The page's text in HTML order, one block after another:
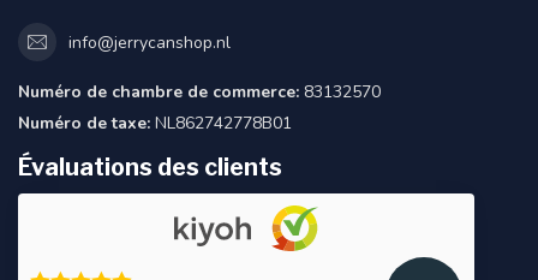
info@jerrycanshop.nl
Numéro de chambre de commerce: 83132570
Numéro de taxe: NL862742778B01
Évaluations des clients